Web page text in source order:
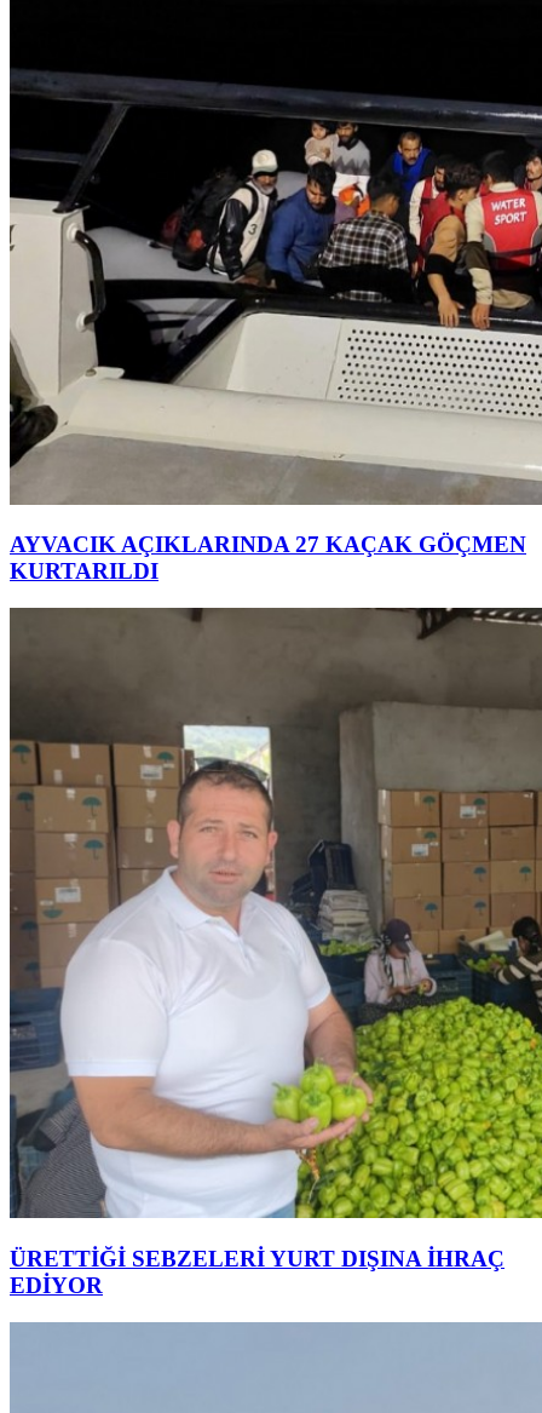
AYVACIK AÇIKLARINDA 27 KAÇAK GÖÇMEN
KURTARILDI
ÜRETTİĞİ SEBZELERİ YURT DIŞINA İHRAÇ
EDİYOR